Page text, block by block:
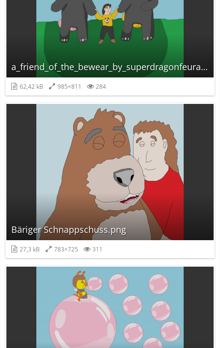
a_friend_of_the_bewear_by_superdragonfeuragon-dax9e44.png.jpg
62,42 kB 985×811 284
Bäriger Schnappschuss.png
27,3 kB 783×725 311